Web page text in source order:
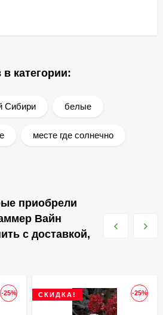
категории:
Сибири белые
месте где солнечно
приобрели
Вайн
с доставкой,
-25% -25%
СКИДКА!